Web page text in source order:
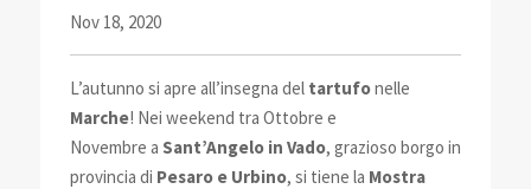
Nov 18, 2020
L’autunno si apre all’insegna del tartufonelle
Marche! Nei weekend tra Ottobre e
Novembre a Sant’Angelo in Vado, grazioso borgo in
provincia di Pesaro e Urbino, si tiene la Mostra